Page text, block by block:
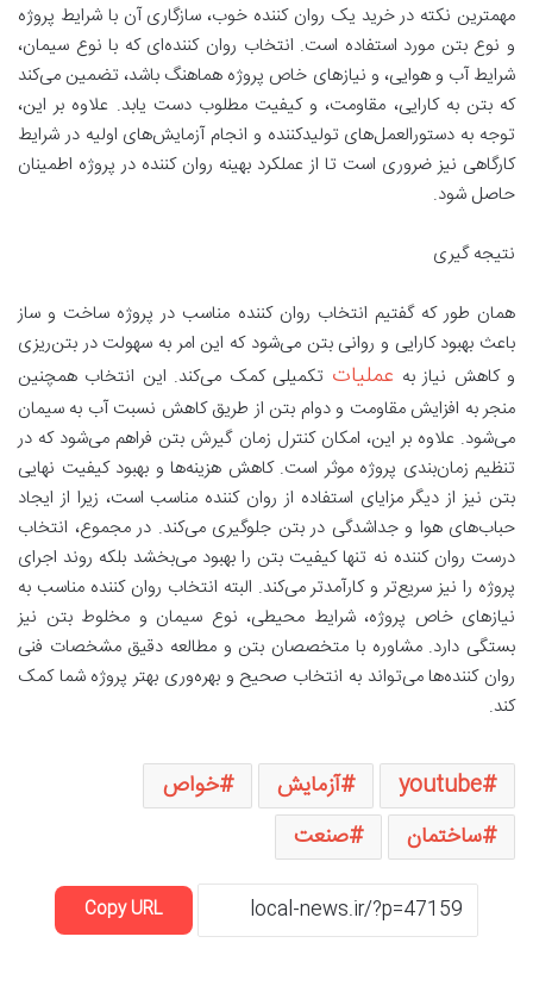
مهمترین نکته در خرید یک روان کننده خوب، سازگاری آن با شرایط پروژه
و نوع بتن مورد استفاده است. انتخاب روان کننده‌ای که با نوع سیمان،
شرایط آب و هوایی، و نیازهای خاص پروژه هماهنگ باشد، تضمین می‌کند
که بتن به کارایی، مقاومت، و کیفیت مطلوب دست یابد. علاوه بر این،
توجه به دستورالعمل‌های تولیدکننده و انجام آزمایش‌های اولیه در شرایط
کارگاهی نیز ضروری است تا از عملکرد بهینه روان کننده در پروژه اطمینان
حاصل شود.
نتیجه گیری
همان طور که گفتیم انتخاب روان کننده مناسب در پروژه ساخت و ساز
باعث بهبود کارایی و روانی بتن می‌شود که این امر به سهولت در بتن‌ریزی
و کاهش نیاز به عملیات تکمیلی کمک می‌کند. این انتخاب همچنین
منجر به افزایش مقاومت و دوام بتن از طریق کاهش نسبت آب به سیمان
می‌شود. علاوه بر این، امکان کنترل زمان گیرش بتن فراهم می‌شود که در
تنظیم زمان‌بندی پروژه موثر است. کاهش هزینه‌ها و بهبود کیفیت نهایی
بتن نیز از دیگر مزایای استفاده از روان کننده مناسب است، زیرا از ایجاد
حباب‌های هوا و جداشدگی در بتن جلوگیری می‌کند. در مجموع، انتخاب
درست روان کننده نه تنها کیفیت بتن را بهبود می‌بخشد بلکه روند اجرای
پروژه را نیز سریع‌تر و کارآمدتر می‌کند. البته انتخاب روان کننده مناسب به
نیازهای خاص پروژه، شرایط محیطی، نوع سیمان و مخلوط بتن نیز
بستگی دارد. مشاوره با متخصصان بتن و مطالعه دقیق مشخصات فنی
روان کننده‌ها می‌تواند به انتخاب صحیح و بهره‌وری بهتر پروژه شما کمک
کند.
youtube آزمایش
خواص
ساختمان
صنعت
Copy URL